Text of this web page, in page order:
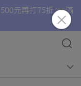
元再打75折 🩷 滿